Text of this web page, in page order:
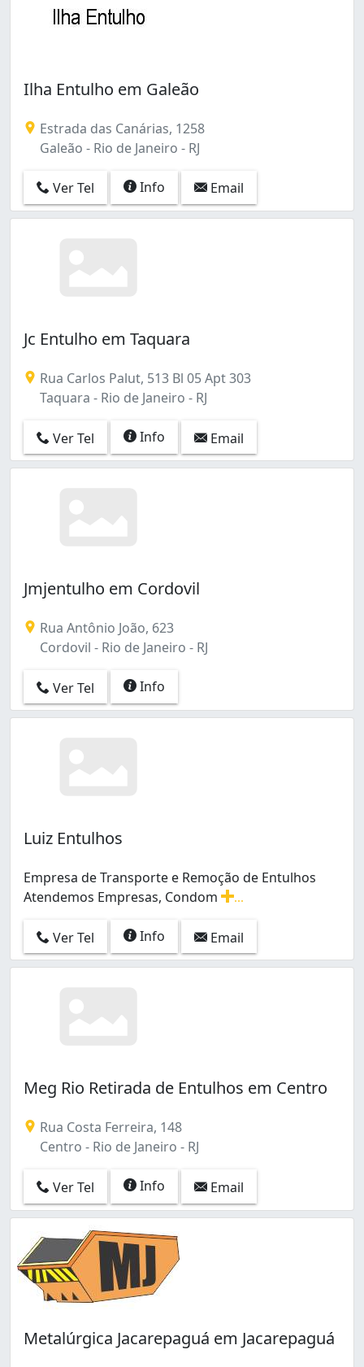
Ilha Entulho em Galeão
Estrada das Canárias, 1258
Galeão - Rio de Janeiro - RJ
Ver Tel Info Email
Jc Entulho em Taquara
Rua Carlos Palut, 513 Bl 05 Apt 303
Taquara - Rio de Janeiro - RJ
Ver Tel Info Email
Jmjentulho em Cordovil
Rua Antônio João, 623
Cordovil - Rio de Janeiro - RJ
Ver Tel Info
Luiz Entulhos
Empresa de Transporte e Remoção de Entulhos
Atendemos Empresas, Condom
Ver Tel
Info Email
Meg Rio Retirada de Entulhos em Centro
Rua Costa Ferreira, 148
Centro - Rio de Janeiro - RJ
Ver Tel Info Email
Metalúrgica Jacarepaguá em Jacarepaguá